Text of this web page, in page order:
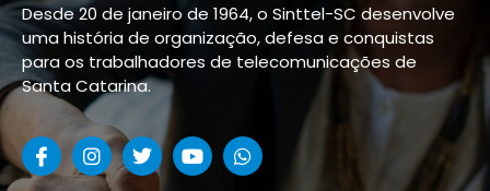
Desde 20 de janeiro de 1964, o Sinttel-SC desenvolve
uma história de organização, defesa e conquistas
para os trabalhadores de telecomunicações de
Santa Catarina.